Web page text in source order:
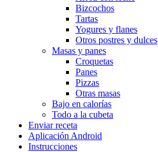
Bizcochos
Tartas
Yogures y flanes
Otros postres y dulces
Masas y panes
Croquetas
Panes
Pizzas
Otras masas
Bajo en calorías
Todo a la cubeta
Enviar receta
Aplicación Android
Instrucciones